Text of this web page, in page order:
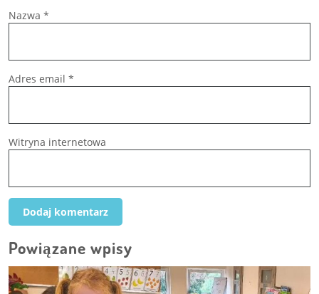
Nazwa *
Adres email *
Witryna internetowa
Powiązane wpisy